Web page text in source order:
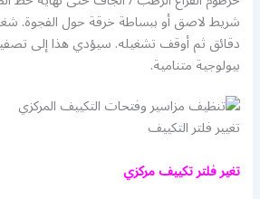
دقائق ثم أوقف تشغيله. سيؤدي هذا إلى
بيولوجية متنامية.
تغيير فلتر التكييف
تغير فلتر تكييف مركزي